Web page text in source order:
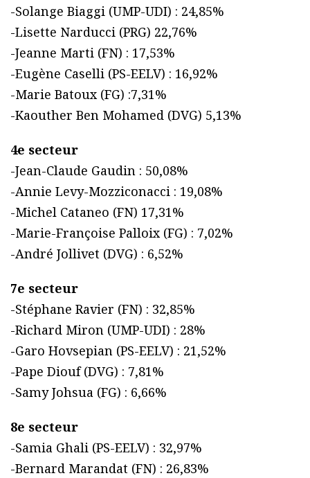
-Solange Biaggi (UMP-UDI) : 24,85%
-Lisette Narducci (PRG) 22,76%
-Jeanne Marti (FN) : 17,53%
-Eugène Caselli (PS-EELV) : 16,92%
-Marie Batoux (FG) :7,31%
-Kaouther Ben Mohamed (DVG) 5,13%
4e secteur
-Jean-Claude Gaudin : 50,08%
-Annie Levy-Mozziconacci : 19,08%
-Michel Cataneo (FN) 17,31%
-Marie-Françoise Palloix (FG) : 7,02%
-André Jollivet (DVG) : 6,52%
7e secteur
-Stéphane Ravier (FN) : 32,85%
-Richard Miron (UMP-UDI) : 28%
-Garo Hovsepian (PS-EELV) : 21,52%
-Pape Diouf (DVG) : 7,81%
-Samy Johsua (FG) : 6,66%
8e secteur
-Samia Ghali (PS-EELV) : 32,97%
-Bernard Marandat (FN) : 26,83%